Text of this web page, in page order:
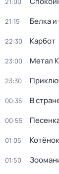
21:15 Белка
22:30 Карбот
23:00 Метал
23:30
00:35 В
00:55
01:05
01:50